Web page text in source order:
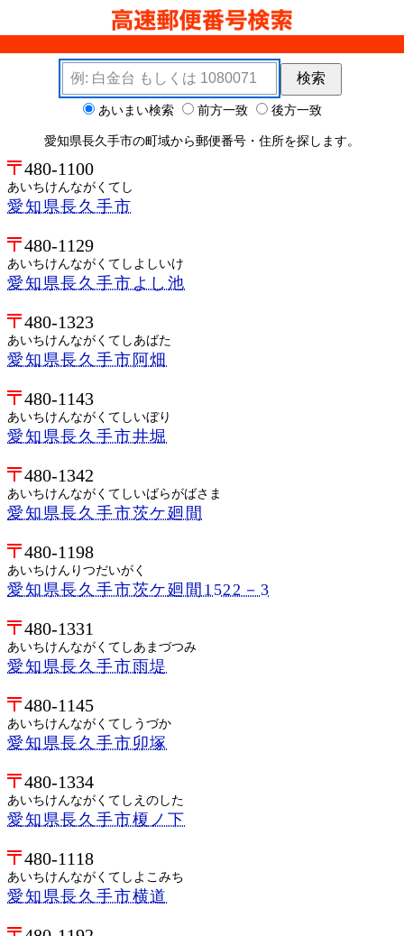
検索キーワード
検索
検索オプション あいまい検索 前方一致 後方一致
愛知県長久手市の町域から郵便番号・住所を探します。
480-1100
あいちけんながくてし
愛知県長久手市
480-1129
あいちけんながくてしよしいけ
愛知県長久手市よし池
480-1323
あいちけんながくてしあばた
愛知県長久手市阿畑
480-1143
あいちけんながくてしいぼり
愛知県長久手市井堀
480-1342
あいちけんながくてしいばらがばさま
愛知県長久手市茨ケ廻間
480-1198
あいちけんりつだいがく
愛知県長久手市茨ケ廻間1522－3
480-1331
あいちけんながくてしあまづつみ
愛知県長久手市雨堤
480-1145
あいちけんながくてしうづか
愛知県長久手市卯塚
480-1334
あいちけんながくてしえのした
愛知県長久手市榎ノ下
480-1118
あいちけんながくてしよこみち
愛知県長久手市横道